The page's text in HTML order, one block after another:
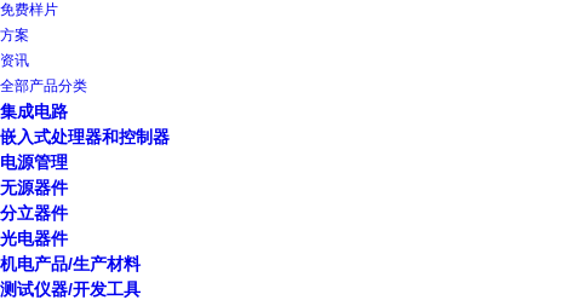
免费样片
方案
资讯
全部产品分类
集成电路
嵌入式处理器和控制器
电源管理
无源器件
分立器件
光电器件
机电产品/生产材料
测试仪器/开发工具